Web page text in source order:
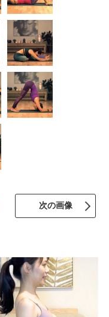
次の画像